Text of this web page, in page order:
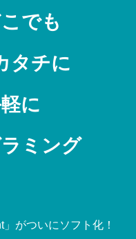
でも
タチに
に
ミング
がついにソフト化！